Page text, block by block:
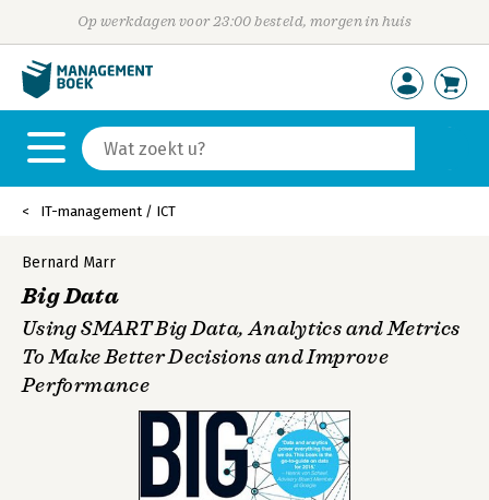
Op werkdagen voor 23:00 besteld, morgen in huis
IT-management / ICT
Bernard Marr
Big Data
Using SMART Big Data, Analytics and Metrics
To Make Better Decisions and Improve
Performance